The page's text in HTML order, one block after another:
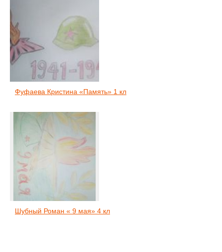
Фуфаева Кристина «Память» 1 кл
Шубный Роман « 9 мая» 4 кл